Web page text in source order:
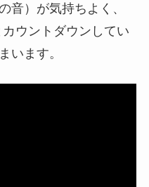
音）が気持ちよく、
ウントダウンしてい
います。